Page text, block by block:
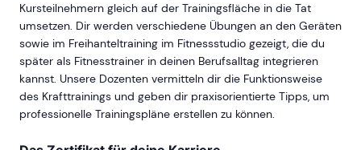
Kursteilnehmern gleich auf der Trainingsfläche in die Tat
umsetzen. Dir werden verschiedene Übungen an den Geräten
sowie im Freihanteltraining im Fitnessstudio gezeigt, die du
später als Fitnesstrainer in deinen Berufsalltag integrieren
kannst. Unsere Dozenten vermitteln dir die Funktionsweise
des Krafttrainings und geben dir praxisorientierte Tipps, um
professionelle Trainingspläne erstellen zu können.